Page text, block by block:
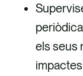
els seus